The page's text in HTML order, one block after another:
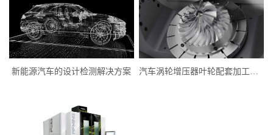
新能源汽车的设计检测解决方案